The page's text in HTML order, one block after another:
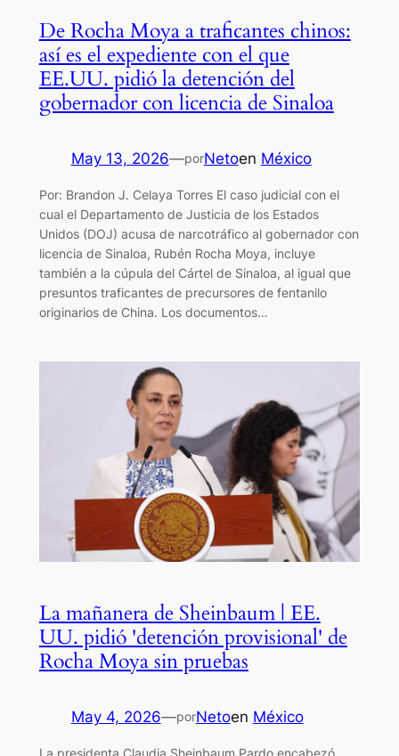
De Rocha Moya a traficantes chinos:
así es el expediente con el que
EE.UU. pidió la detención del
gobernador con licencia de Sinaloa
May 13, 2026—porNetoen México
Por: Brandon J. Celaya Torres El caso judicial con el
cual el Departamento de Justicia de los Estados
Unidos (DOJ) acusa de narcotráfico al gobernador con
licencia de Sinaloa, Rubén Rocha Moya, incluye
también a la cúpula del Cártel de Sinaloa, al igual que
presuntos traficantes de precursores de fentanilo
originarios de China. Los documentos…
La mañanera de Sheinbaum | EE.
UU. pidió 'detención provisional' de
Rocha Moya sin pruebas
May 4, 2026—porNetoen México
La presidenta Claudia Sheinbaum Pardo encabezó